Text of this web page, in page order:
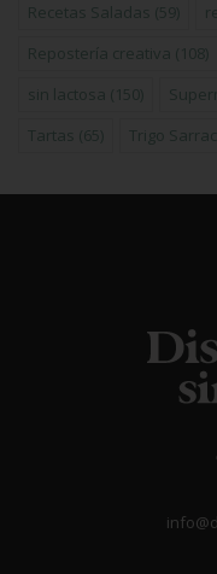
Recetas Saladas (59)
Repostería creativa (108)
sin lactosa (150)
Tartas (65) Trigo